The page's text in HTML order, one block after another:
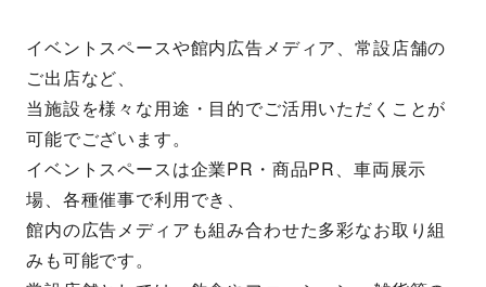
イベントスペースや館内広告メディア、常設店舗の
ご出店など、
当施設を様々な用途・目的でご活用いただくことが
可能でございます。
イベントスペースは企業PR・商品PR、車両展示
場、各種催事で利用でき、
館内の広告メディアも組み合わせた多彩なお取り組
みも可能です。